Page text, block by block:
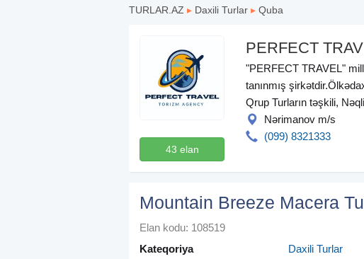
TURLAR.AZ ▸ Daxili Turlar ▸ Quba
43 elan
PERFECT
"PERFECT TRAVEL"
tanınmış
Qrup Turların təşkili,
Nərimanov m/s
(099) 8321333
Mountain Breeze Macera
Elan kodu: 108519
Kateqoriya
Daxili Turlar